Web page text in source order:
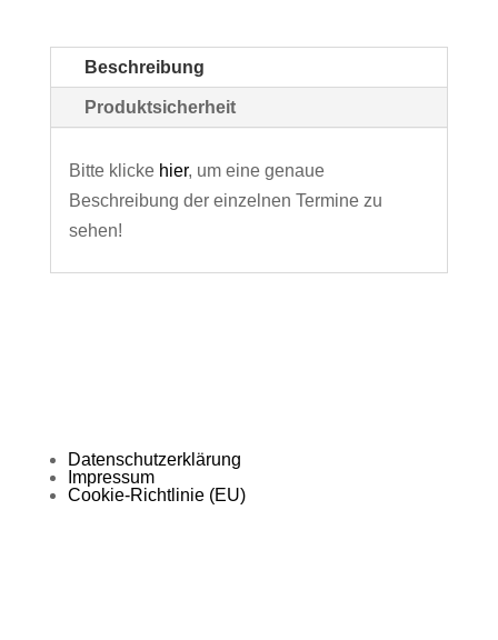
Beschreibung
Produktsicherheit
Bitte klicke hier, um eine genaue
Beschreibung der einzelnen Termine zu
sehen!
Datenschutzerklärung
Impressum
Cookie-Richtlinie (EU)